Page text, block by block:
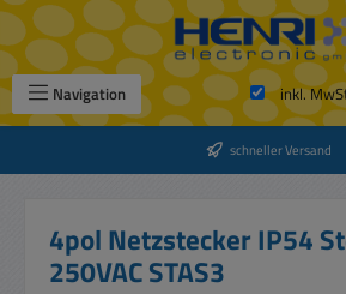
Zum Hauptinhalt springen
Navigation inkl.
schneller Versand
4pol Netzstecker IP54
250VAC STAS3